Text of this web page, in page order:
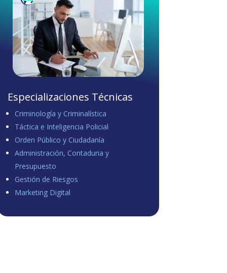
1 1 0
Especializaciones Técnicas
Criminología y Criminalística
Táctica e Inteligencia Policial
Orden Público y Ciudadanía
Administración, Contaduria y
Presupuesto
Gestión de Riesgos
Marketing Digital